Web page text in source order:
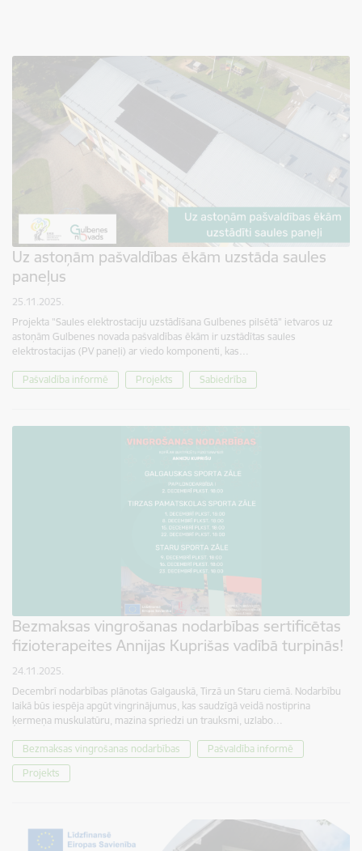
Uz astoņām pašvaldības ēkām uzstāda saules
paneļus
25.11.2025.
Projekta "Saules elektrostaciju uzstādīšana Gulbenes pilsētā" ietvaros uz
astoņām Gulbenes novada pašvaldības ēkām ir uzstādītas saules
elektrostacijas (PV paneļi) ar viedo komponenti, kas…
Pašvaldība informē Projekts Sabiedrība
Bezmaksas vingrošanas nodarbības sertificētas
fizioterapeites Annijas Kuprišas vadībā turpinās!
24.11.2025.
Decembrī nodarbības plānotas Galgauskā, Tirzā un Staru ciemā. Nodarbību
laikā būs iespēja apgūt vingrinājumus, kas saudzīgā veidā nostiprina
ķermeņa muskulatūru, mazina spriedzi un trauksmi, uzlabo…
Bezmaksas vingrošanas nodarbības
Pašvaldība informē
Projekts